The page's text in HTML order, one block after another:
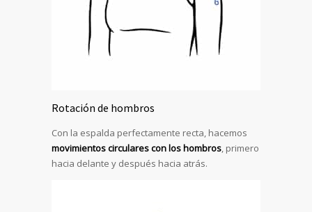
Rotación de hombros
Con la espalda perfectamente recta, hacemos
movimientos circulares con los hombros, primero
hacia delante y después hacia atrás.